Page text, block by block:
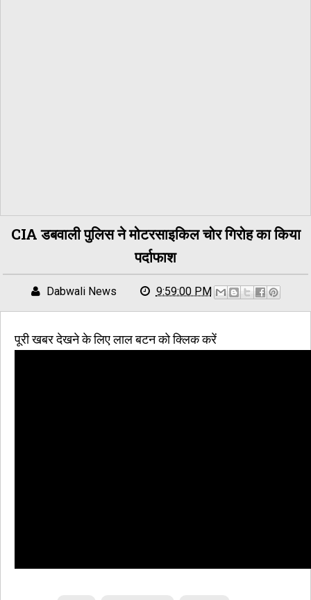
CIA डबवाली पुलिस ने मोटरसाइकिल चोर गिरोह का किया
पर्दाफाश
Dabwali News 9:59:00 PM
पूरी खबर देखने के लिए लाल बटन को क्लिक करें